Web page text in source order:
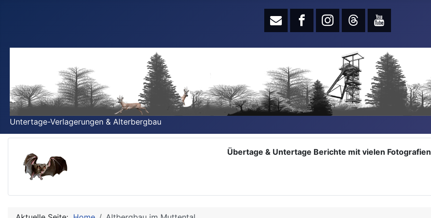
Untertage-Verlagerungen & Alterbergbau
Übertage & Untertage Berichte mit vielen Fotografien